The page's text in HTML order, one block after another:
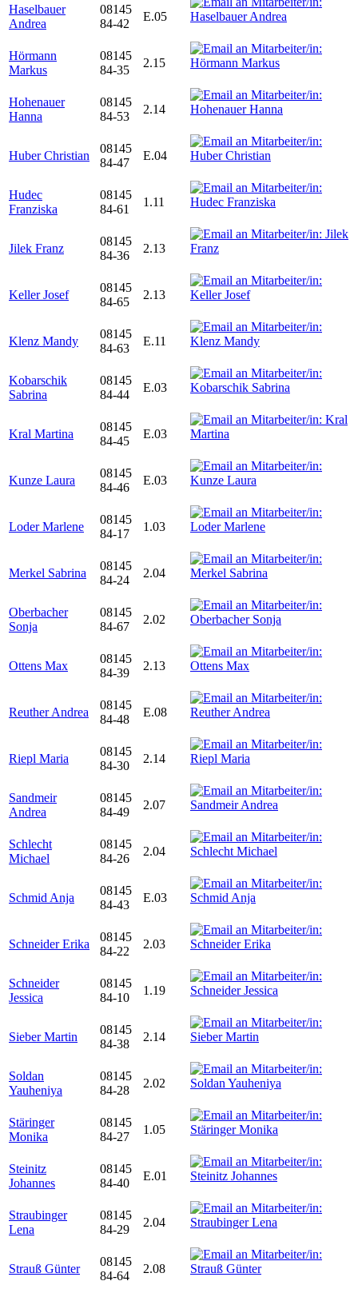
Haselbauer
Andrea
08145
84-42
E.05
Hörmann
Markus
08145
84-35
2.15
Hohenauer
Hanna
08145
84-53
2.14
Huber Christian
08145
84-47
E.04
Hudec
Franziska
08145
84-61
1.11
Jilek Franz
08145
84-36
2.13
Keller Josef
08145
84-65
2.13
Klenz Mandy
08145
84-63
E.11
Kobarschik
Sabrina
08145
84-44
E.03
Kral Martina
08145
84-45
E.03
Kunze Laura
08145
84-46
E.03
Loder Marlene
08145
84-17
1.03
Merkel Sabrina
08145
84-24
2.04
Oberbacher
Sonja
08145
84-67
2.02
Ottens Max
08145
84-39
2.13
Reuther Andrea
08145
84-48
E.08
Riepl Maria
08145
84-30
2.14
Sandmeir
Andrea
08145
84-49
2.07
Schlecht
Michael
08145
84-26
2.04
Schmid Anja
08145
84-43
E.03
Schneider Erika
08145
84-22
2.03
Schneider
Jessica
08145
84-10
1.19
Sieber Martin
08145
84-38
2.14
Soldan
Yauheniya
08145
84-28
2.02
Stäringer
Monika
08145
84-27
1.05
Steinitz
Johannes
08145
84-40
E.01
Straubinger
Lena
08145
84-29
2.04
Strauß Günter
08145
84-64
2.08